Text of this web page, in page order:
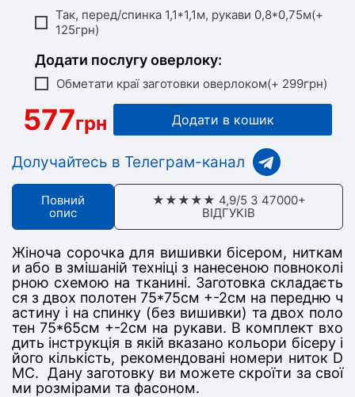
Так, перед/спинка 1,1*1,1м, рукави 0,8*0,75м(+
125грн)
Додати послугу оверлоку:
Обметати краї заготовки оверлоком(+ 299грн)
577грн Додати в кошик
Долучайтесь в Телеграм-канал
Повний
опис
★★★★★ 4,9/5 З 47000+
ВІДГУКІВ
Жіноча сорочка для вишивки бісером, ниткам
и або в змішаній техніці з нанесеною повноколі
рною схемою на тканині. Заготовка складаєть
ся з двох полотен 75*75см +-2см на передню ч
астину і на спинку (без вишивки) та двох поло
тен 75*65см +-2см на рукави. В комплект вхо
дить інструкція в якій вказано кольори бісеру і
його кількість, рекомендовані номери ниток D
MC. Дану заготовку ви можете скроїти за свої
ми розмірами та фасоном.